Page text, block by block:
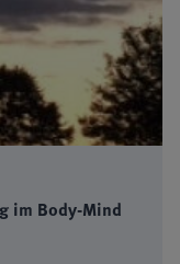
im Body-Mind